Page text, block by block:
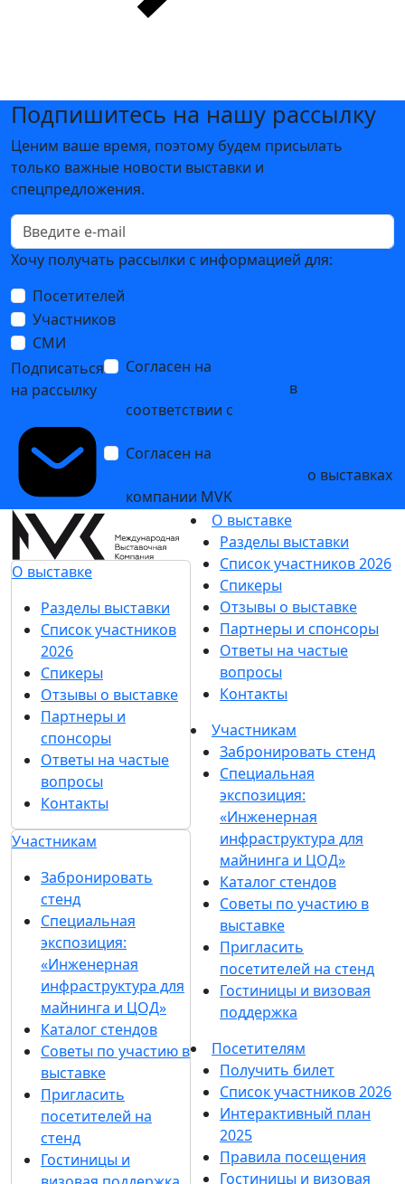
Подпишитесь на нашу рассылку
Ценим ваше время, поэтому будем присылать
только важные новости выставки и
спецпредложения.
Хочу получать рассылки с информацией для:
Посетителей
Участников
СМИ
Подписаться
на рассылку
Согласен на
в
соответствии с
Согласен на
о выставках
компании MVK
О выставке
Разделы выставки
Список участников
2026
Спикеры
Отзывы о выставке
Партнеры и
спонсоры
Ответы на частые
вопросы
Контакты
Участникам
Забронировать
стенд
Специальная
экспозиция:
«Инженерная
инфраструктура для
майнинга и ЦОД»
Каталог стендов
Советы по участию в
выставке
Пригласить
посетителей на
стенд
Гостиницы и
О выставке
Разделы выставки
Список участников 2026
Спикеры
Отзывы о выставке
Партнеры и спонсоры
Ответы на частые
вопросы
Контакты
Участникам
Забронировать стенд
Специальная
экспозиция:
«Инженерная
инфраструктура для
майнинга и ЦОД»
Каталог стендов
Советы по участию в
выставке
Пригласить
посетителей на стенд
Гостиницы и визовая
поддержка
Посетителям
Получить билет
Список участников 2026
Интерактивный план
2025
Правила посещения
Гостиницы и визовая